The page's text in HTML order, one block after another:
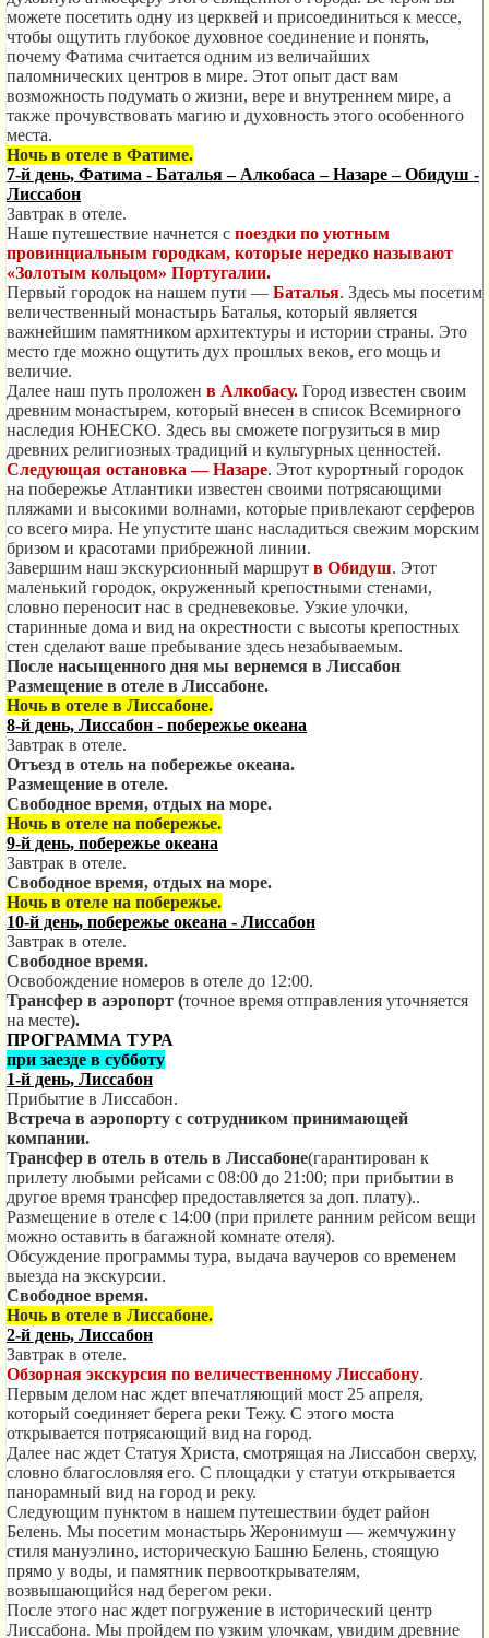
можете посетить одну из церквей и присоединиться к мессе,
чтобы ощутить глубокое духовное соединение и понять,
почему Фатима считается одним из величайших
паломнических центров в мире. Этот опыт даст вам
возможность подумать о жизни, вере и внутреннем мире, а
также прочувствовать магию и духовность этого особенного
места.
Ночь в отеле в Фатиме.
7-й день, Фатима - Баталья – Алкобаса – Назаре – Обидуш -
Лиссабон
Завтрак в отеле.
Наше путешествие начнется с поездки по уютным
провинциальным городкам, которые нередко называют
«Золотым кольцом» Португалии.
Первый городок на нашем пути — Баталья. Здесь мы посетим
величественный монастырь Баталья, который является
важнейшим памятником архитектуры и истории страны. Это
место где можно ощутить дух прошлых веков, его мощь и
величие.
Далее наш путь проложен в Алкобасу. Город известен своим
древним монастырем, который внесен в список Всемирного
наследия ЮНЕСКО. Здесь вы сможете погрузиться в мир
древних религиозных традиций и культурных ценностей.
Следующая остановка — Назаре. Этот курортный городок
на побережье Атлантики известен своими потрясающими
пляжами и высокими волнами, которые привлекают серферов
со всего мира. Не упустите шанс насладиться свежим морским
бризом и красотами прибрежной линии.
Завершим наш экскурсионный маршрут в Обидуш. Этот
маленький городок, окруженный крепостными стенами,
словно переносит нас в средневековье. Узкие улочки,
старинные дома и вид на окрестности с высоты крепостных
стен сделают ваше пребывание здесь незабываемым.
После насыщенного дня мы вернемся в Лиссабон
Размещение в отеле в Лиссабоне.
Ночь в отеле в Лиссабоне.
8-й день, Лиссабон - побережье океана
Завтрак в отеле.
Отъезд в отель на побережье океана.
Размещение в отеле.
Свободное время, отдых на море.
Ночь в отеле на побережье.
9-й день, побережье океана
Завтрак в отеле.
Свободное время, отдых на море.
Ночь в отеле на побережье.
10-й день, побережье океана - Лиссабон
Завтрак в отеле.
Свободное время.
Освобождение номеров в отеле до 12:00.
Трансфер в аэропорт (точное время отправления уточняется
на месте).
ПРОГРАММА ТУРА
при заезде в субботу
1-й день, Лиссабон
Прибытие в Лиссабон.
Встреча в аэропорту с сотрудником принимающей
компании.
Трансфер в отель в отель в Лиссабоне(гарантирован к
прилету любыми рейсами с 08:00 до 21:00; при прибытии в
другое время трансфер предоставляется за доп. плату)..
Размещение в отеле с 14:00 (при прилете ранним рейсом вещи
можно оставить в багажной комнате отеля).
Обсуждение программы тура, выдача ваучеров со временем
выезда на экскурсии.
Свободное время.
Ночь в отеле в Лиссабоне.
2-й день, Лиссабон
Завтрак в отеле.
Обзорная экскурсия по величественному Лиссабону.
Первым делом нас ждет впечатляющий мост 25 апреля,
который соединяет берега реки Тежу. С этого моста
открывается потрясающий вид на город.
Далее нас ждет Статуя Христа, смотрящая на Лиссабон сверху,
словно благословляя его. С площадки у статуи открывается
панорамный вид на город и реку.
Следующим пунктом в нашем путешествии будет район
Белень. Мы посетим монастырь Жеронимуш — жемчужину
стиля мануэлино, историческую Башню Белень, стоящую
прямо у воды, и памятник первооткрывателям,
возвышающийся над берегом реки.
После этого нас ждет погружение в исторический центр
Лиссабона. Мы пройдем по узким улочкам, увидим древние